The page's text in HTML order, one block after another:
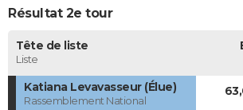
Résultat 2e tour
Tête de liste
Liste
Katiana Levavasseur (Élue)
Rassemblement National